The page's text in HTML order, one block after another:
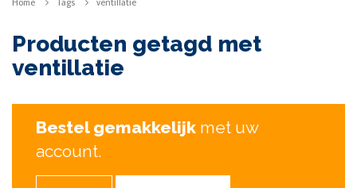
Producten getagd met
ventillatie
Bestel gemakkelijk met uw
account.